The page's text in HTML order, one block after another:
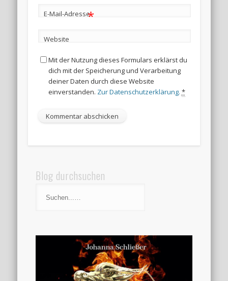
E-Mail-Adresse*
Website
Mit der Nutzung dieses Formulars erklärst du
dich mit der Speicherung und Verarbeitung
deiner Daten durch diese Website
einverstanden. Zur Datenschutzerklärung. *
Blog durchsuchen